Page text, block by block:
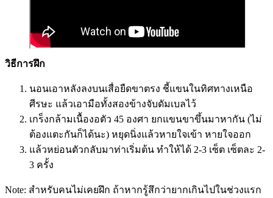
วิธีการฝึก
นอนเอาหลังลงบนเสื่อยืดขาตรง ชี้แขนในทิศทางเหนือ
ศีรษะ แล้วเอามือทั้งสองข้างจับดัมเบลไว้
เกร็งกล้ามเนื้องอตัว 45 องศา ยกแขนขาขึ้นมาหากัน (ไม่
ต้องแตะกันก็ได้นะ) หยุดนิ่งแล้วหายใจเข้า หายใจออก
แล้วหย่อนตัวกลับมาท่าเริ่มต้น ทำให้ได้ 2-3 เซ็ต เซ็ตละ 2-
3 ครั้ง
Note: สำหรับคนไม่เคยฝึก ถ้าหากรู้สึกว่ายากเกินไปในช่วงแรก